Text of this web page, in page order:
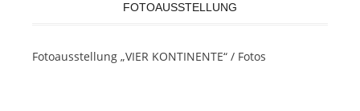
FOTOAUSSTELLUNG
Fotoausstellung „VIER KONTINENTE“ / Fotos